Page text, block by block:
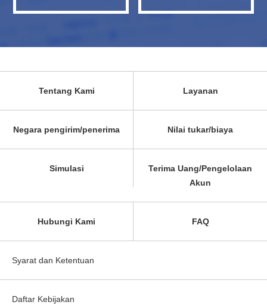
Tentang Kami Layanan
Negara pengirim/penerima Nilai tukar/biaya
Simulasi
Terima Uang/Pengelolaan
Akun
Hubungi Kami FAQ
Syarat dan Ketentuan
Daftar Kebijakan